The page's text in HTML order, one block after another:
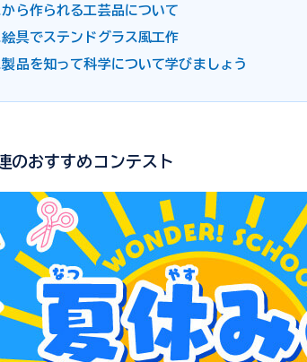
ら作られる工芸品について
具でステンドグラス風工作
品を知って科学について学びましょう
のおすすめコンテスト